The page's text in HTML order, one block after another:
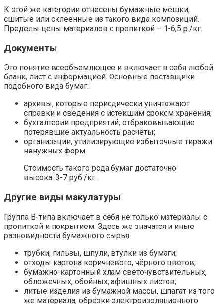
К этой же категории отнесены бумажные мешки,
сшитые или склеенные из такого вида композиций.
Пределы цены материалов с пропиткой – 1-6,5 р./кг.
Документы
Это понятие всеобъемлющее и включает в себя любой
бланк, лист с информацией. Основные поставщики
подобного вида бумаг:
архивы, которые периодически уничтожают
справки и сведения с истекшим сроком хранения;
бухгалтерии предприятий, отбраковывающие
потерявшие актуальность расчёты;
организации, утилизирующие избыточные тиражи
ненужных форм.
Стоимость такого рода бумаг достаточно
высока: 3-7 руб./кг.
Другие виды макулатуры
Группа В-типа включает в себя не только материалы с
пропиткой и покрытием. Здесь же значатся и иные
разновидности бумажного сырья:
трубки, гильзы, шпули, втулки из бумаги;
отходы картона коричневого, чёрного цветов;
бумажно-картонный хлам светочувствительных,
обложечных, обойных, афишных листов;
литые изделия из бумажной массы, шпагат из того
же материала, обрезки электроизоляционного